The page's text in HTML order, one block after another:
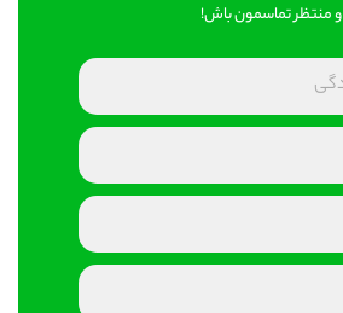
و منتظر تماسمون باش!